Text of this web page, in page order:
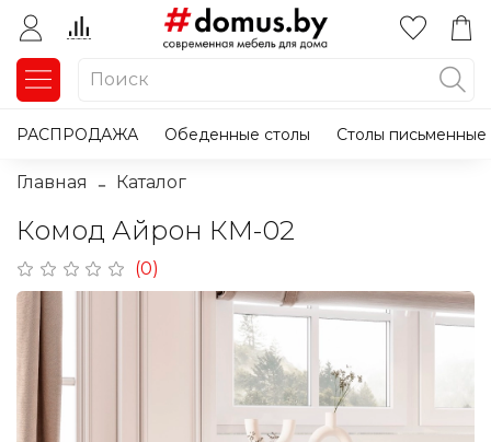
РАСПРОДАЖА Обеденные столы Столы письменные
Главная Каталог
Комод Айрон КМ-02
(0)